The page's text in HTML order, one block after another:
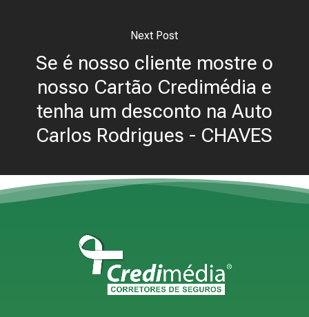
Next Post
Se é nosso cliente mostre o
nosso Cartão Credimédia e
tenha um desconto na Auto
Carlos Rodrigues - CHAVES